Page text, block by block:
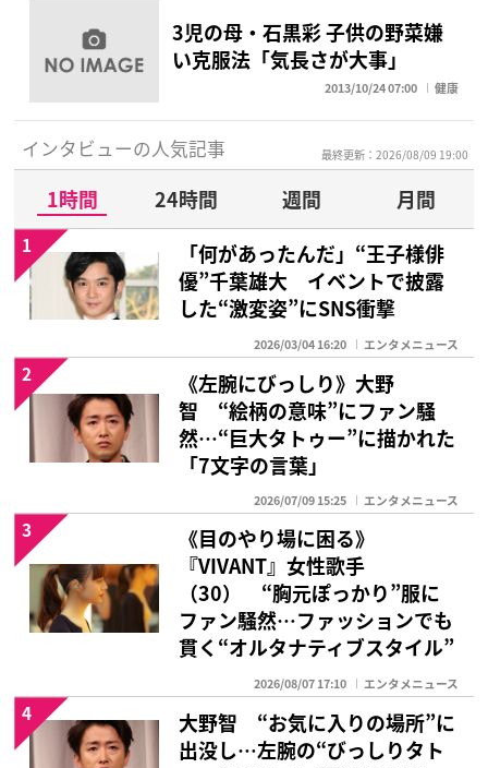
3児の母・石黒彩 子供の野菜嫌
い克服法「気長さが大事」
2013/10/24 07:00 健康
インタビューの人気記事 最終更新：2026/08/09 19:00
1時間 24時間 週間
月間
「何があったんだ」“王子様俳
優”千葉雄大 イベントで披露
した“激変姿”にSNS衝撃
2026/03/04 16:20 エンタメニュース
1
《左腕にびっしり》大野
智 “絵柄の意味”にファン騒
然…“巨大タトゥー”に描かれた
「7文字の言葉」
2026/07/09 15:25 エンタメニュース
2
《目のやり場に困る》
『VIVANT』女性歌手
（30） “胸元ぽっかり”服に
ファン騒然…ファッションでも
貫く“オルタナティブスタイル”
2026/08/07 17:10 エンタメニュース
3
大野智 “お気に入りの場所”に
出没し…左腕の“びっしりタト
4